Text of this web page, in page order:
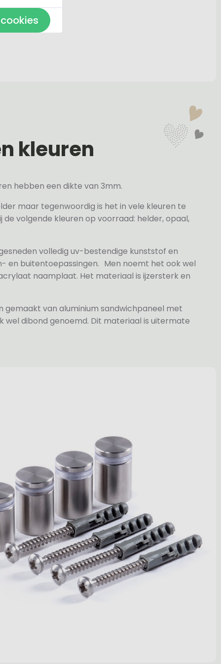
kleuren
hebben een dikte van 3mm.
maar tegenwoordig is het in vele kleuren te
de volgende kleuren op voorraad: helder, opaal,
volledig uv-bestendige kunststof en
en buitentoepassingen. Men noemt het ook wel
naamplaat. Het materiaal is ijzersterk en
gemaakt van aluminium sandwichpaneel met
wel dibond genoemd. Dit materiaal is uitermate